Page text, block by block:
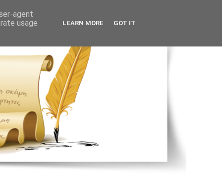
agent
usage
LEARN MORE GOT IT